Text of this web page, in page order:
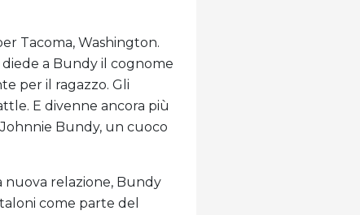
Tacoma, Washington.
a Bundy il cognome
per il ragazzo. Gli
E divenne ancora più
Bundy, un cuoco
nuova relazione, Bundy
come parte del